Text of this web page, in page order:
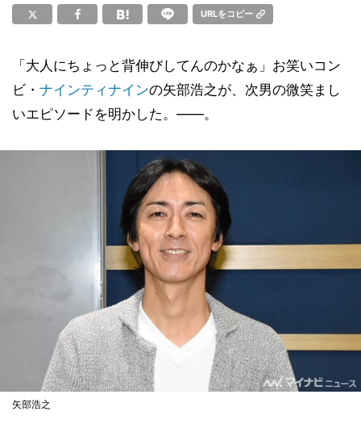
URLをコピー
「大人にちょっと背伸びしてんのかなぁ」お笑いコン
ビ・ ナインティナインの矢部浩之が、次男の微笑まし
いエピソードを明かした。――。
矢部浩之